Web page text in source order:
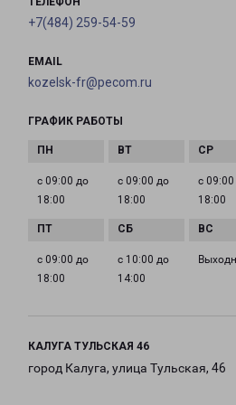
+7(484) 259-54-59
EMAIL
kozelsk-fr@pecom.ru
ГРАФИК РАБОТЫ
с 09:00 до
18:00
с 09:00 до
18:00
с
18:00
с 09:00 до
18:00
с 10:00 до
14:00
КАЛУГА ТУЛЬСКАЯ 46
город Калуга, улица Тульская, 46